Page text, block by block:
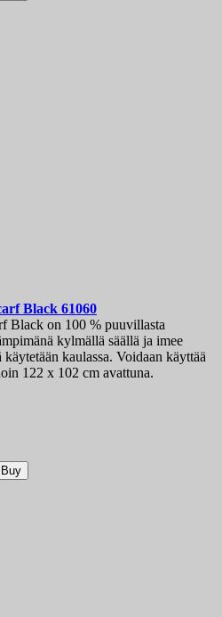
Black 61060
Black on 100 % puuvillasta
kylmällä säällä ja imee
kaulassa. Voidaan käyttää
122 x 102 cm avattuna.
Buy